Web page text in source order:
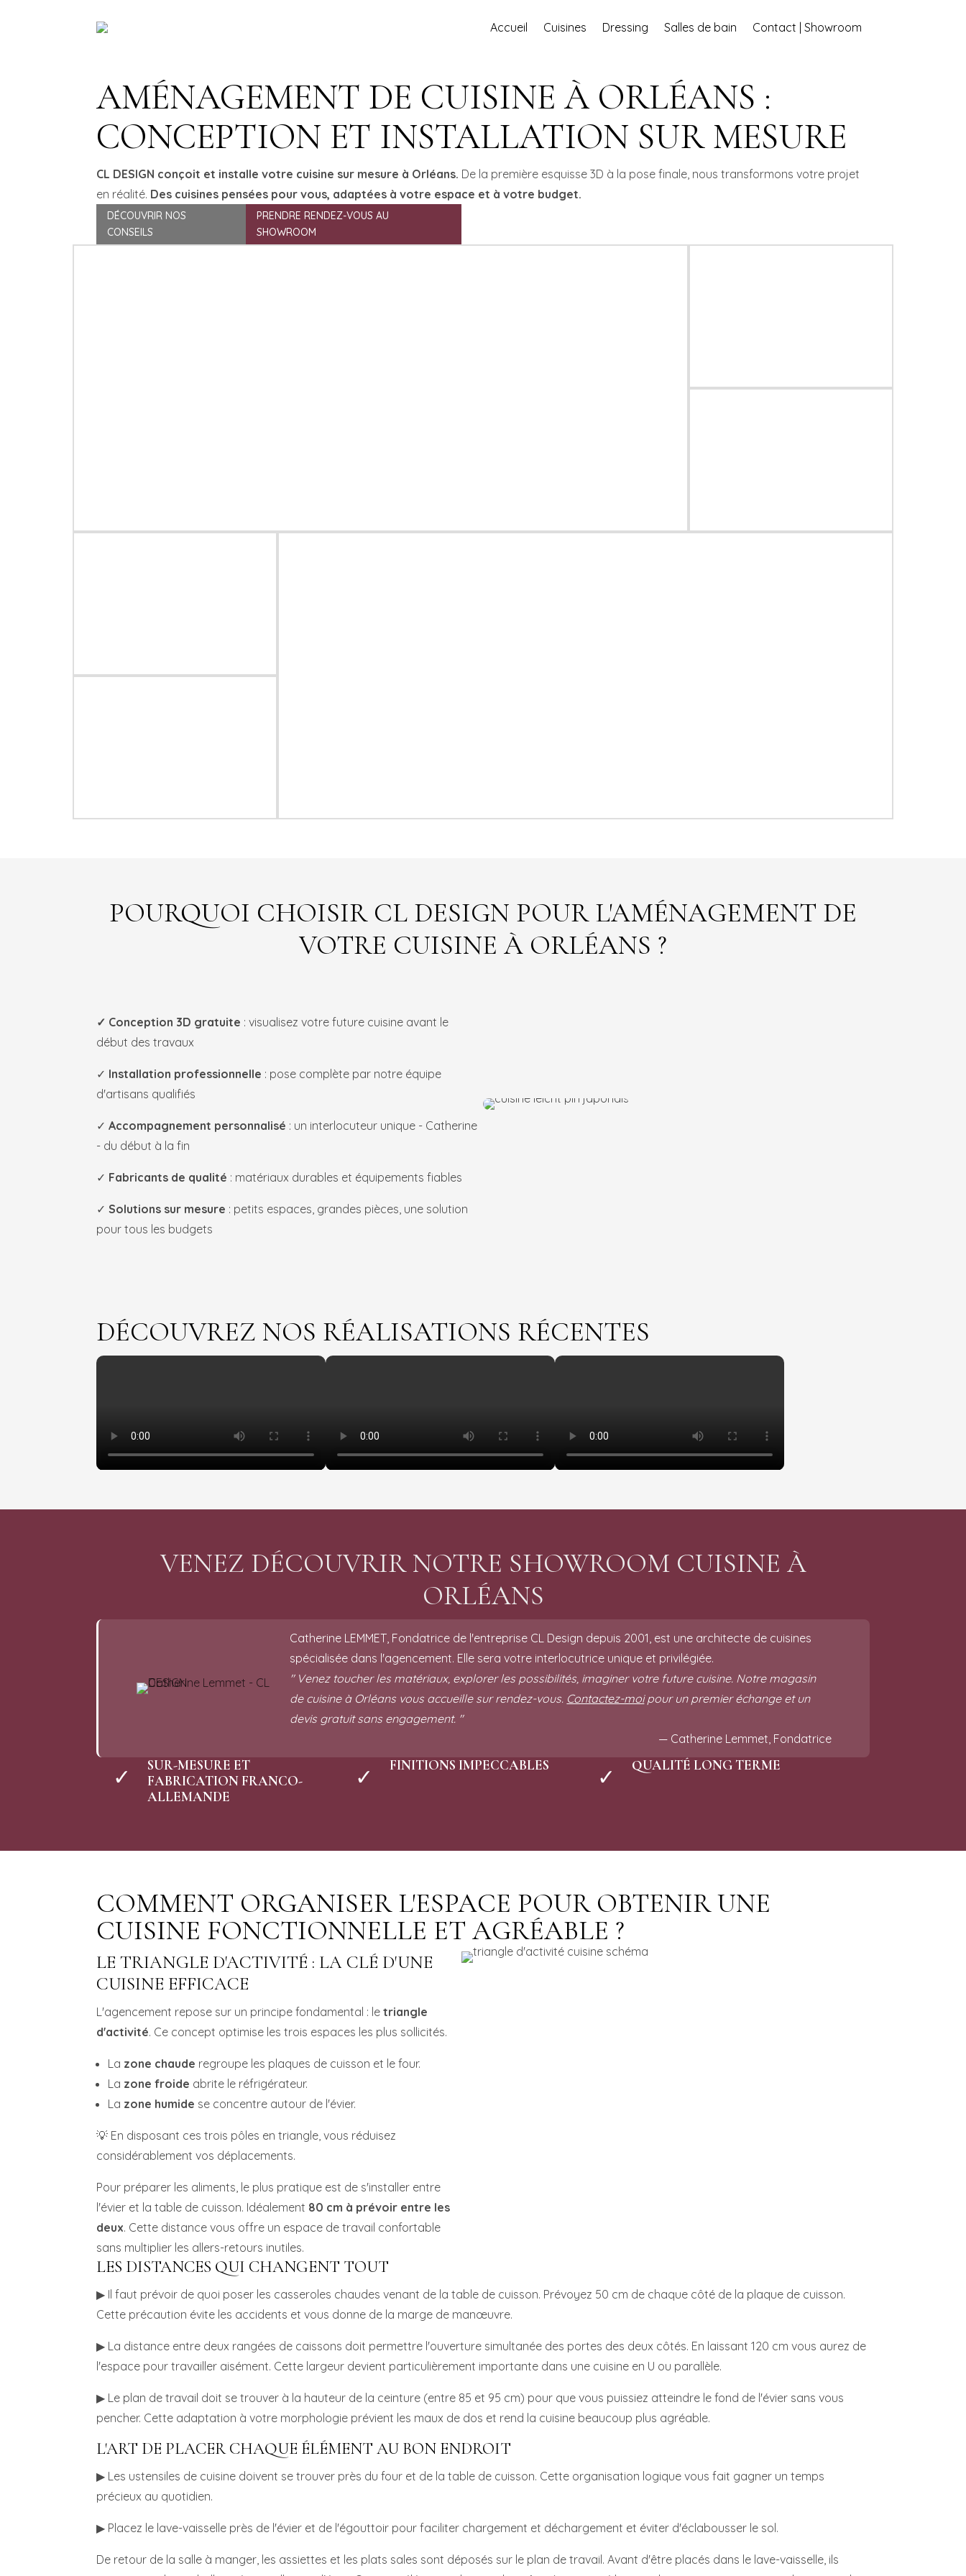
Accueil Cuisines Dressing Salles de bain Contact | Showroom
AMÉNAGEMENT DE CUISINE À ORLÉANS :
CONCEPTION ET INSTALLATION SUR MESURE
CL DESIGN conçoit et installe votre cuisine sur mesure à Orléans. De la première esquisse 3D à la pose finale, nous transformons votre projet
en réalité. Des cuisines pensées pour vous, adaptées à votre espace et à votre budget.
DÉCOUVRIR NOS
CONSEILS
PRENDRE RENDEZ-VOUS AU
SHOWROOM
POURQUOI CHOISIR CL DESIGN POUR L'AMÉNAGEMENT DE
VOTRE CUISINE À ORLÉANS ?
✓ Conception 3D gratuite : visualisez votre future cuisine avant le
début des travaux
✓ Installation professionnelle : pose complète par notre équipe
d'artisans qualifiés
✓Accompagnement personnalisé : un interlocuteur unique - Catherine
- du début à la fin
✓ Fabricants de qualité : matériaux durables et équipements fiables
✓Solutions sur mesure : petits espaces, grandes pièces, une solution
pour tous les budgets
DÉCOUVREZ NOS RÉALISATIONS RÉCENTES
VENEZ DÉCOUVRIR NOTRE SHOWROOM CUISINE À
ORLÉANS
Catherine LEMMET, Fondatrice de l'entreprise CL Design depuis 2001, est une architecte de cuisines
spécialisée dans l'agencement. Elle sera votre interlocutrice unique et privilégiée.
" Venez toucher les matériaux, explorer les possibilités, imaginer votre future cuisine. Notre magasin
de cuisine à Orléans vous accueille sur rendez-vous. Contactez-moipour un premier échange et un
devis gratuit sans engagement. "
— Catherine Lemmet, Fondatrice
✓
SUR-MESURE ET
FABRICATION FRANCO-
ALLEMANDE
✓ FINITIONS IMPECCABLES ✓ QUALITÉ LONG TERME
COMMENT ORGANISER L'ESPACE POUR OBTENIR UNE
CUISINE FONCTIONNELLE ET AGRÉABLE ?
LE TRIANGLE D'ACTIVITÉ : LA CLÉ D'UNE
CUISINE EFFICACE
L'agencement repose sur un principe fondamental : letriangle
d'activité. Ce concept optimise les trois espaces les plus sollicités.
La zone chaude regroupe les plaques de cuisson et le four.
La zone froide abrite le réfrigérateur.
La zone humide se concentre autour de l'évier.
💡 En disposant ces trois pôles en triangle, vous réduisez
considérablement vos déplacements.
Pour préparer les aliments, le plus pratique est de s'installer entre
l'évier et la table de cuisson. Idéalement 80 cm à prévoir entre les
deux. Cette distance vous offre un espace de travail confortable
sans multiplier les allers-retours inutiles.
LES DISTANCES QUI CHANGENT TOUT
▶ Il faut prévoir de quoi poser les casseroles chaudes venant de la table de cuisson. Prévoyez 50 cm de chaque côté de la plaque de cuisson.
Cette précaution évite les accidents et vous donne de la marge de manœuvre.
▶ La distance entre deux rangées de caissons doit permettre l'ouverture simultanée des portes des deux côtés. En laissant 120 cm vous aurez de
l'espace pour travailler aisément. Cette largeur devient particulièrement importante dans une cuisine en U ou parallèle.
▶ Le plan de travail doit se trouver à la hauteur de la ceinture (entre 85 et 95 cm) pour que vous puissiez atteindre le fond de l'évier sans vous
pencher. Cette adaptation à votre morphologie prévient les maux de dos et rend la cuisine beaucoup plus agréable.
L'ART DE PLACER CHAQUE ÉLÉMENT AU BON ENDROIT
▶ Les ustensiles de cuisine doivent se trouver près du four et de la table de cuisson. Cette organisation logique vous fait gagner un temps
précieux au quotidien.
▶ Placez le lave-vaisselle près de l'évier et de l'égouttoir pour faciliter chargement et déchargement et éviter d'éclabousser le sol.
De retour de la salle à manger, les assiettes et les plats sales sont déposés sur le plan de travail. Avant d'être placés dans le lave-vaisselle, ils